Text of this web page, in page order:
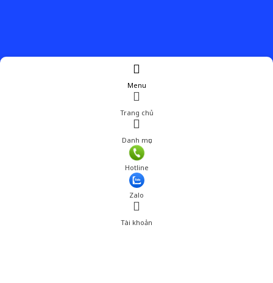
Menu
Trang chủ
Danh mục
Hotline
Zalo
Tài khoản